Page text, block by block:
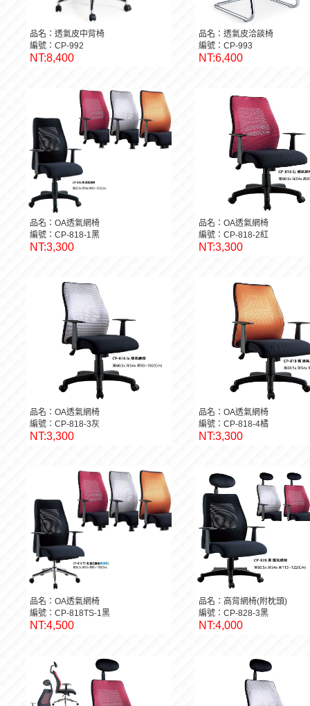
品名：透氣皮中背椅
編號：CP-992
NT:8,400
品名：透氣皮洽談椅
編號：CP-993
NT:6,400
品名：OA透氣網椅
編號：CP-818-1黑
NT:3,300
品名：OA透氣網椅
編號：CP-818-2紅
NT:3,300
品名：OA透氣網椅
編號：CP-818-3灰
NT:3,300
品名：OA透氣網椅
編號：CP-818-4橘
NT:3,300
品名：OA透氣網椅
編號：CP-818TS-1黑
NT:4,500
品名：高背網椅(附枕頭)
編號：CP-828-3黑
NT:4,000